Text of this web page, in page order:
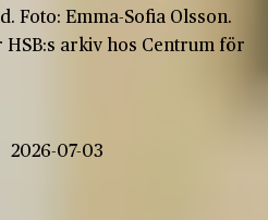
Foto: Emma-Sofia Olsson.
HSB:s arkiv hos Centrum för
2026-07-03